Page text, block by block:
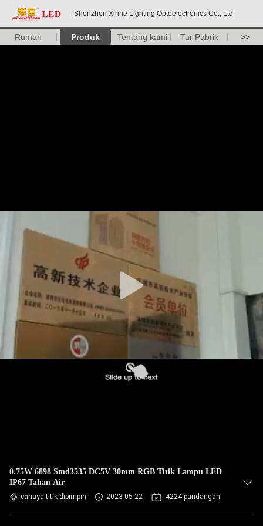
Shenzhen Xinhe Lighting Optoelectronics Co., Ltd.
Rumah Produk Tentang kami Tur Pabrik >>
0.75W 6898 Smd3535 DC5V 30mm RGB Titik Lampu LED
IP67 Tahan Air
cahaya titik dipimpin 2023-05-22 4224 pandangan